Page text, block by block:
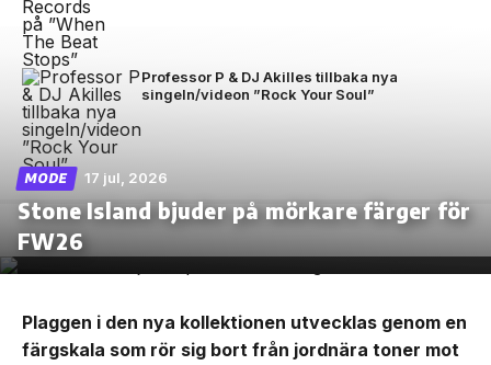
Professor P & DJ Akilles tillbaka nya
singeln/videon ”Rock Your Soul”
MODE 17 jul, 2026
Stone Island bjuder på mörkare färger för
FW26
Plaggen i den nya kollektionen utvecklas genom en
färgskala som rör sig bort från jordnära toner mot